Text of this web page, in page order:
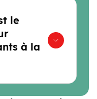
le
à la